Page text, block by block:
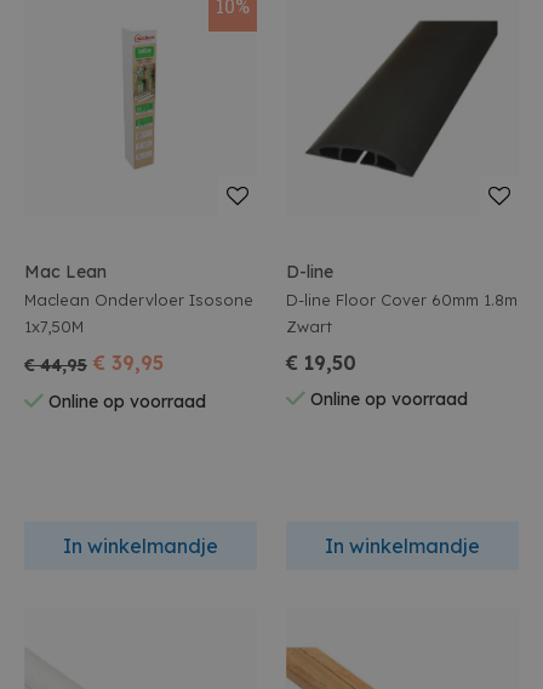
10%
Mac Lean
Maclean Ondervloer Isosone
1x7,50M
€ 44,95 € 39,95
Online op voorraad
In winkelmandje
D-line
D-line Floor Cover 60mm 1.8m
Zwart
€ 19,50
Online op voorraad
In winkelmandje